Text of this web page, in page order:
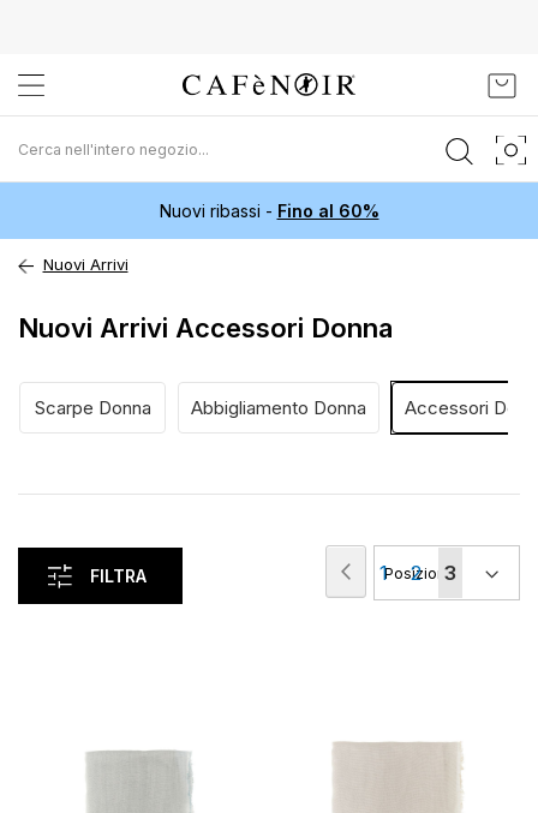
al
contenuto
Nuovi ribassi - Fino al 60%
Nuovi Arrivi
Nuovi Arrivi Accessori Donna
Scarpe Donna Abbigliamento Donna Accessori
FILTRA Pagina
Precedente
Pagina
1 Pagina
2
pagina
3